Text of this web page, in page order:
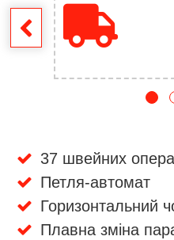
37 швейних
Петля-автомат
Горизонтальний
Плавна зміна